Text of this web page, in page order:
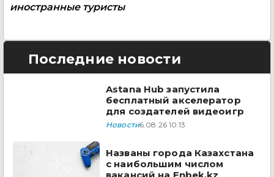
иностранные туристы
Последние новости
Astana Hub запустила
бесплатный акселератор
для создателей видеоигр
Новости6.08.26 10:13
Названы города Казахстана
с наибольшим числом